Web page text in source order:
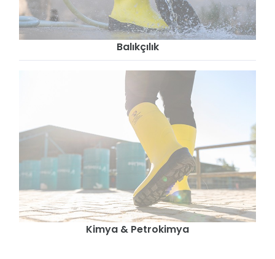
Balıkçılık
Kimya & Petrokimya